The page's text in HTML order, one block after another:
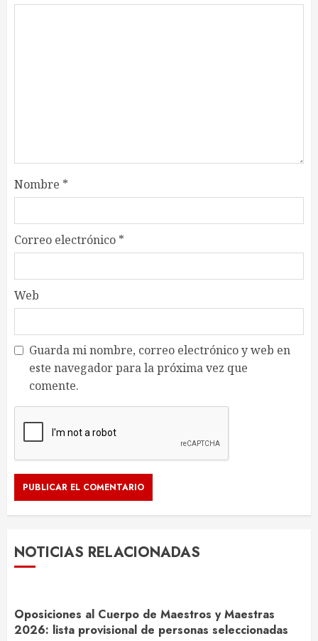
Nombre *
Correo electrónico *
Web
Guarda mi nombre, correo electrónico y web en
este navegador para la próxima vez que
comente.
NOTICIAS RELACIONADAS
Oposiciones al Cuerpo de Maestros y Maestras
2026: lista provisional de personas seleccionadas